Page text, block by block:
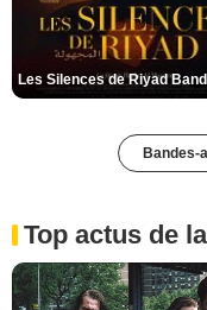
Bandes-
Top actus de